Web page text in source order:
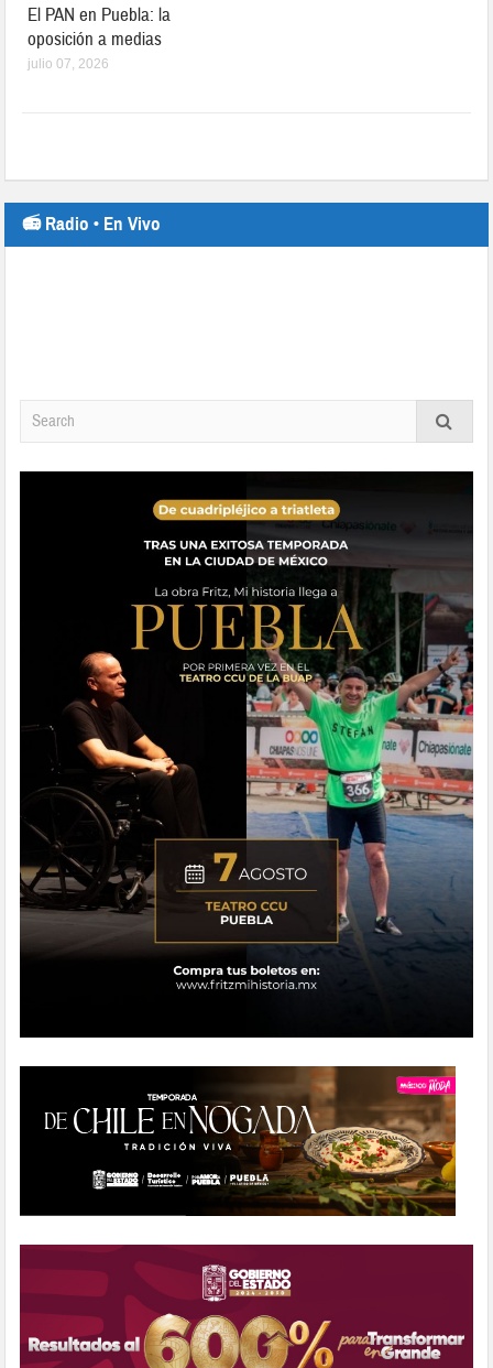
El PAN en Puebla: la
oposición a medias
julio 07, 2026
📻 Radio • En Vivo